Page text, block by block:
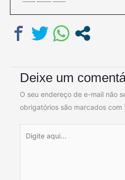
Deixe um
O seu endereço de e-mail não
obrigatórios são marcados com
aqui...